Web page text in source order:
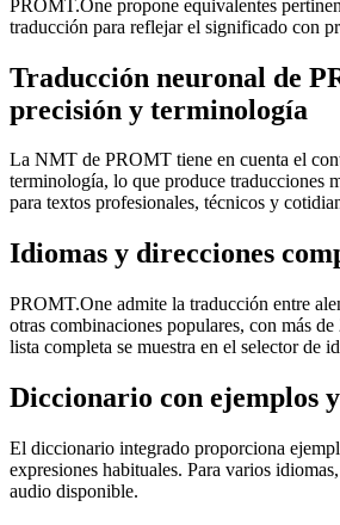
PROMT.One propone equivalentes
traducción para reflejar el significado con
Traducción neuronal de
precisión y terminología
La NMT de PROMT tiene en cuenta el
terminología, lo que produce traducciones
para textos profesionales, técnicos y
Idiomas y direcciones
PROMT.One admite la traducción entre
otras combinaciones populares, con más
lista completa se muestra en el selector de
Diccionario con ejemplos
El diccionario integrado proporciona
expresiones habituales. Para varios
audio disponible.